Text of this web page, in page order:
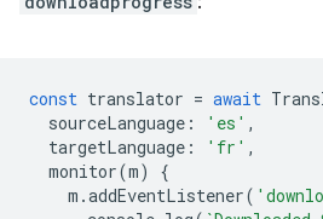
const translator = await
sourceLanguage : 'es' ,
targetLanguage : 'fr' ,
monitor(m)
{
m .addEventListener(